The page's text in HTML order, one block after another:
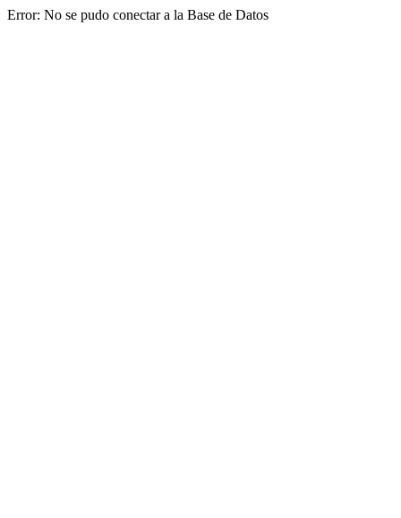
Error: No se pudo conectar a la Base de Datos